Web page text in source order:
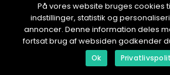
EUROPRIDE98.
På vores website bruges cookies
indstillinger, statistik og
annoncer. Denne information deles
fortsat brug af websiden godkender
Ok